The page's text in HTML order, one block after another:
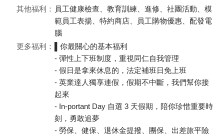
其他福利： 員工健康檢查、教育訓練、進修、社團活動、模
範員工表揚、特約商店、員工購物優惠、配發電
腦
更多福利：
▌你最關心的基本福利
- 彈性上下班制度，重視同仁自我管理
- 假日是拿來休息的，法定補班日免上班
- 英業達人獨享連假，假期不中斷，我們幫你接
起來
- In-portant Day 自選 3 天假期，陪你珍惜重要時
刻，勇敢追夢
- 勞保、健保、退休金提撥、團保、出差旅平險